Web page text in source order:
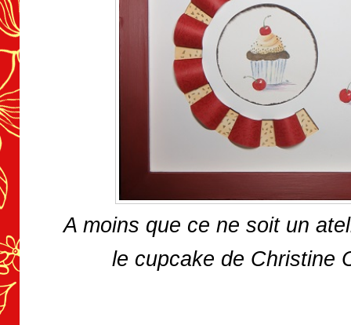
A moins que ce ne soit un
le cupcake de Christine